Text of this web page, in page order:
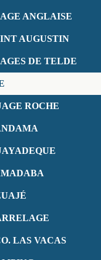
ANGLAISE
AUGUSTIN
DE TELDE
ROCHE
LAS VACAS